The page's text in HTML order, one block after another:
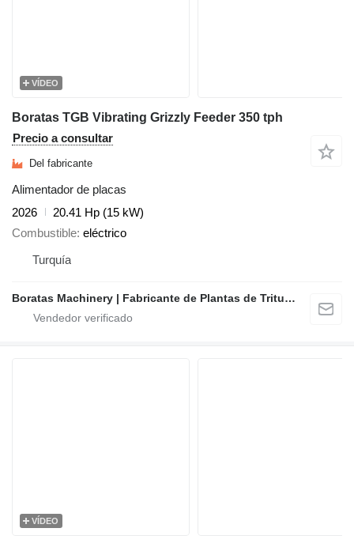
VÍDEO
Boratas TGB Vibrating Grizzly Feeder 350 tph
Precio a consultar
Del fabricante
Alimentador de placas
2026
20.41 Hp (15 kW)
Combustible eléctrico
Turquía
Boratas Machinery | Fabricante de Plantas de Trituración y Cribado Móviles y Estacionarias
VÍDEO